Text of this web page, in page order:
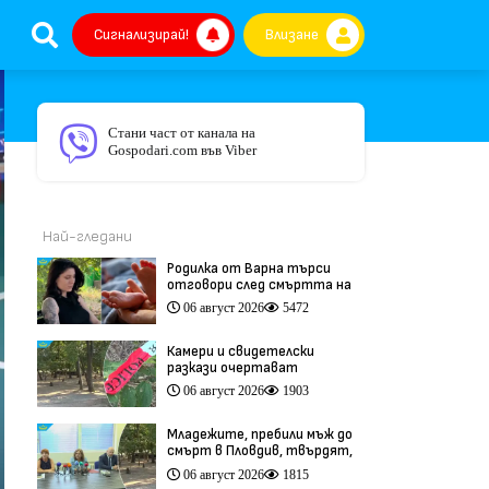
Сигнализирай! Влизане
Стани част от канала на
Gospodari.com във Viber
Най-гледани
Родилка от Варна търси
отговори след смъртта на
бебето ѝ дни преди секцио
(видео)
06 август 2026 5472
Камери и свидетелски
разкази очертават
хронологията на фаталния
побой край Младежкия хълм
06 август 2026 1903
Младежите, пребили мъж до
смърт в Пловдив, твърдят,
че са „ловци на педофили”
(видео)
06 август 2026 1815